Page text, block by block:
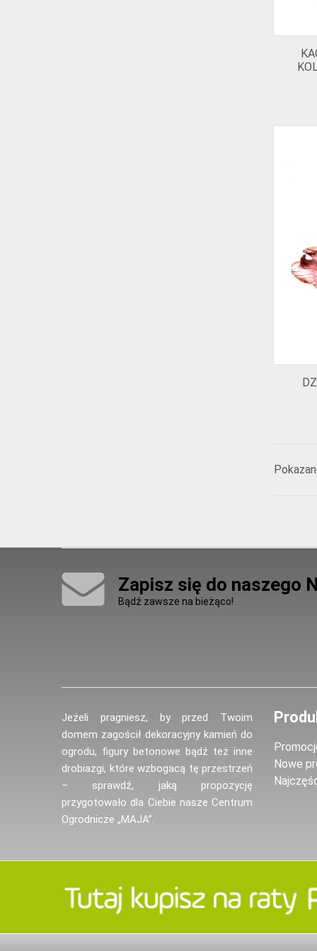
Zapisz się do naszego
Bądź zawsze na bieżąco!
Jeżeli pragniesz, by przed Twoim
domem zagościł dekoracyjny kamień do
ogrodu, figury betonowe bądź też inne
drobiazgi, które wzbogacą tę przestrzeń
– sprawdź, jaką propozycję
przygotowało dla Ciebie nasze Centrum
Ogrodnicze „MAJA”.
Nowe